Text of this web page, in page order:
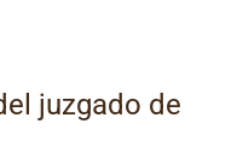
juzgado de